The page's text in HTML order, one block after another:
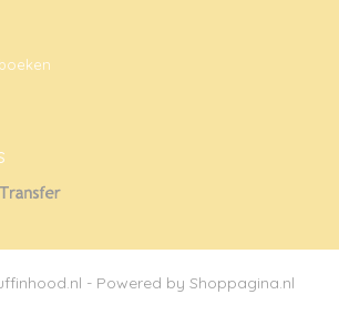
- Powered by Shoppagina.nl